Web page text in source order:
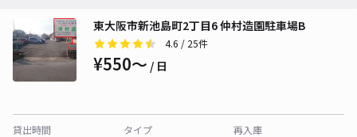
東大阪市新池島町2丁目6 仲村造園駐車場B
4.6 / 25件
¥550〜 / 日
貸出時間
タイプ
再入庫